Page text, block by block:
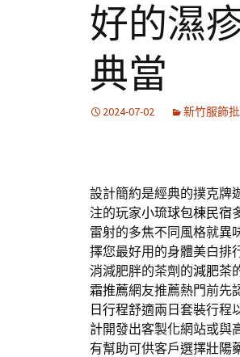
好的濕
典當
2024-07-02 新竹服飾
設計簡約是經典的撲克牌
注的玩家小琉球包棟民宿
雷射的多焦不同風格就異
擇您最好用的身體美白排
消減肥胖的茶劑的減肥茶
霜推薦網友推薦熱門前先
日行程舒適兩日套裝行程
計開發出客製化網站或與
有幫助可供客戶選擇壯陽